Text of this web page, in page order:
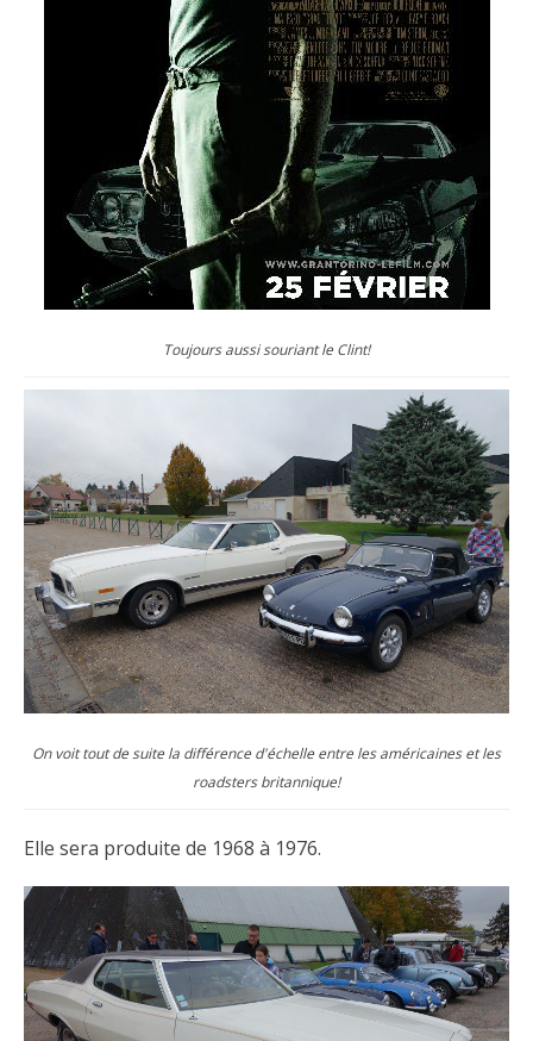
Toujours aussi souriant le Clint!
On voit tout de suite la différence d'échelle entre les américaines et les
roadsters britannique!
Elle sera produite de 1968 à 1976.